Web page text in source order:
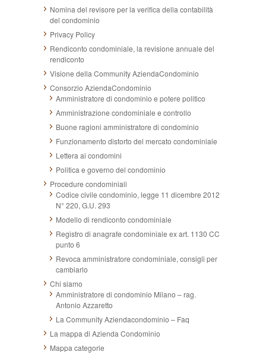
Nomina del revisore per la verifica della contabilità
del condominio
Privacy Policy
Rendiconto condominiale, la revisione annuale del
rendiconto
Visione della Community AziendaCondominio
Consorzio AziendaCondominio
Amministratore di condominio e potere politico
Amministrazione condominiale e controllo
Buone ragioni amministratore di condominio
Funzionamento distorto del mercato condominiale
Lettera ai condomini
Politica e governo del condominio
Procedure condominiali
Codice civile condominio, legge 11 dicembre 2012
N° 220, G.U. 293
Modello di rendiconto condominiale
Registro di anagrafe condominiale ex art. 1130 CC
punto 6
Revoca amministratore condominiale, consigli per
cambiarlo
Chi siamo
Amministratore di condominio Milano – rag.
Antonio Azzaretto
La Community Aziendacondominio – Faq
La mappa di Azienda Condominio
Mappa categorie